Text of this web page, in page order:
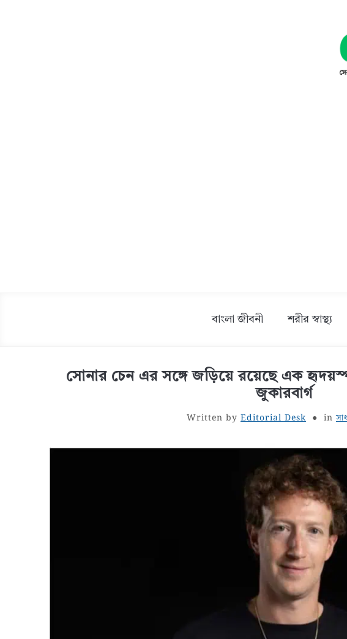
বাংলা জীবনী শরীর স্বাস্থ্য
সোনার চেন এর সঙ্গে জড়িয়ে রয়েছে এক
জুকারবার্গ
Written by Editorial Desk in